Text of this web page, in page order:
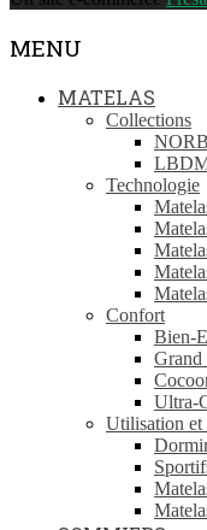
MENU
MATELAS
Collections
Technologie
Confort
Bien-
Ultra-
Utilisation et